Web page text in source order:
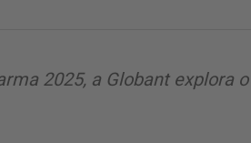
2025, a Globant explora